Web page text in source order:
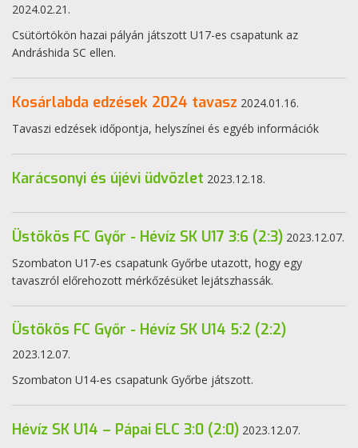
2024.02.21.
Csütörtökön hazai pályán játszott U17-es csapatunk az
Andráshida SC ellen.
Kosárlabda edzések 2024 tavasz 2024.01.16.
Tavaszi edzések időpontja, helyszínei és egyéb információk
Karácsonyi és újévi üdvözlet 2023.12.18.
Üstökös FC Győr - Hévíz SK U17 3:6 (2:3) 2023.12.07.
Szombaton U17-es csapatunk Győrbe utazott, hogy egy
tavaszról előrehozott mérkőzésüket lejátszhassák.
Üstökös FC Győr - Hévíz SK U14 5:2 (2:2)
2023.12.07.
Szombaton U14-es csapatunk Győrbe játszott.
Hévíz SK U14 – Pápai ELC 3:0 (2:0) 2023.12.07.